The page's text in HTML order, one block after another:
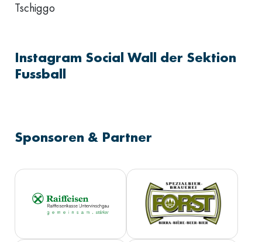
Tschiggo
Instagram Social Wall der Sektion
Fussball
Sponsoren & Partner